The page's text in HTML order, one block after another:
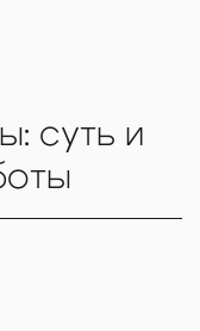
суть и